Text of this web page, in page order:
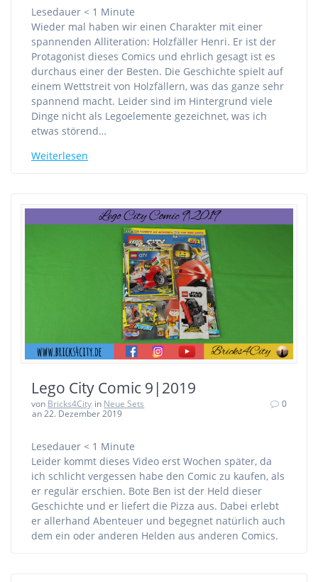
Lesedauer < 1 Minute
Wieder mal haben wir einen Charakter mit einer
spannenden Alliteration: Holzfäller Henri. Er ist der
Protagonist dieses Comics und ehrlich gesagt ist es
durchaus einer der Besten. Die Geschichte spielt auf
einem Wettstreit von Holzfällern, was das ganze sehr
spannend macht. Leider sind im Hintergrund viele
Dinge nicht als Legoelemente gezeichnet, was ich
etwas störend…
Weiterlesen
Lego City Comic 9|2019
von Bricks4City in Neue Sets
an 22. Dezember 2019
0
Lesedauer < 1 Minute
Leider kommt dieses Video erst Wochen später, da
ich schlicht vergessen habe den Comic zu kaufen, als
er regulär erschien. Bote Ben ist der Held dieser
Geschichte und er liefert die Pizza aus. Dabei erlebt
er allerhand Abenteuer und begegnet natürlich auch
dem ein oder anderen Helden aus anderen Comics.